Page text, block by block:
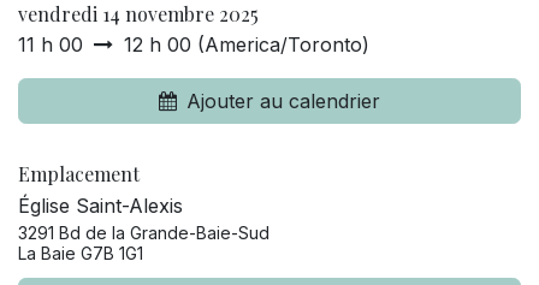
vendredi 14 novembre 2025
11 h 00 12 h 00 (America/Toronto)
Ajouter au calendrier
Emplacement
Église Saint-Alexis
3291 Bd de la Grande-Baie-Sud
La Baie G7B 1G1